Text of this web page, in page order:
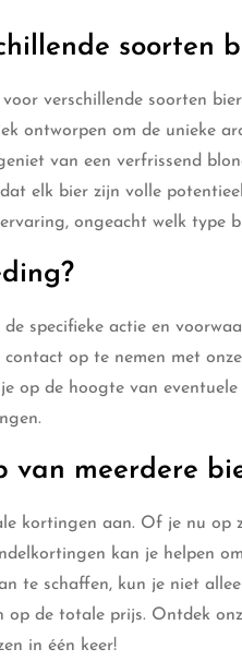
soorten
verschillende soorten
ontworpen om de unieke
van een verfrissend
elk bier zijn volle
ongeacht welk type
specifieke actie en
op te nemen met
op de hoogte van eventuele
meerdere
kortingen aan. Of je nu op
kan je helpen
te schaffen, kun je niet
de totale prijs. Ontdek
in één keer!